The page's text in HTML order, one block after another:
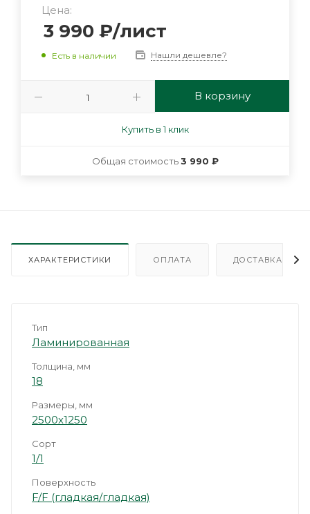
Цена:
3 990 ₽/лист
Есть в наличии Нашли дешевле?
В корзину
Купить в 1 клик
Общая стоимость3 990 ₽
ХАРАКТЕРИСТИКИ ОПЛАТА ДОСТАВКА
Тип
Ламинированная
Толщина, мм
18
Размеры, мм
2500х1250
Сорт
1/1
Поверхность
F/F (гладкая/гладкая)